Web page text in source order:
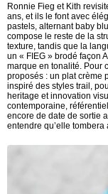
Ronnie Fieg et Kith
ans, et ils le font avec
pastels, alternant baby
compose le reste de la
texture, tandis que la
un « FIEG » brodé façon
marque en tonalité. Pour
proposés : un plat crème
inspiré des styles trail,
heritage et innovation
contemporaine,
encore de date de sortie
entendre qu’elle tombera